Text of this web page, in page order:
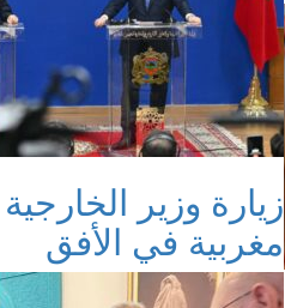
زيارة وزير
مغربية في الأفق